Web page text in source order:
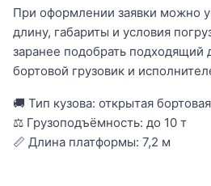
При оформлении заявки можно
длину, габариты и условия
заранее подобрать
бортовой грузовик и
🚚 Тип кузова: открытая
⚖ Грузоподъёмность: до 10 т
📏 Длина платформы: 7,2 м